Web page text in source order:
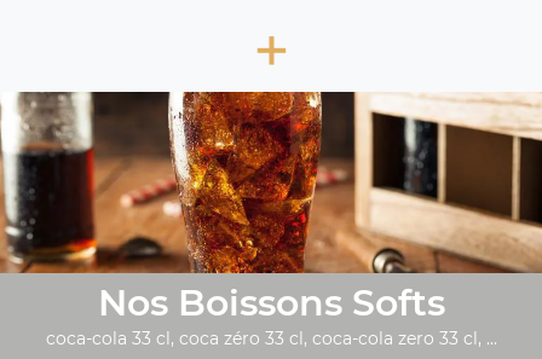
+
Nos Boissons Softs
coca-cola 33 cl, coca zéro 33 cl, coca-cola zero 33 cl, ...